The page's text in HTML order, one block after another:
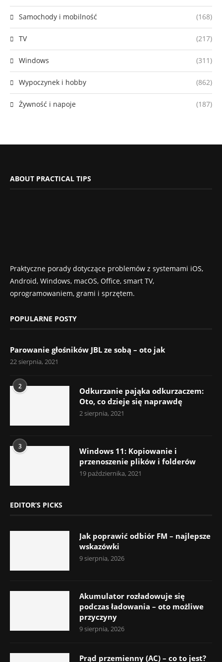
Samochody i mobilność (168)
TV (217)
Windows (311)
Wypoczynek i hobby (862)
Żywność i napoje (187)
ABOUT PRACTICAL TIPS
Praktyczne porady dotyczące problemów z systemami iOS,
Android, Windows, macOS, Office, smart TV,
oprogramowaniem, grami i sprzętem.
POPULARNE POSTY
Parowanie głośników JBL ze sobą – oto jak
22 sierpnia, 2021
2
Odkurzanie pająka odkurzaczem:
Oto, co dzieje się naprawdę
2 sierpnia, 2021
3
Windows 11: Kopiowanie i
przenoszenie plików i folderów
19 października, 2021
EDITOR’S PICKS
Jak poprawić odbiór FM – najlepsze
wskazówki
9 sierpnia, 2026
Akumulator rozładowuje się
podczas ładowania – oto możliwe
przyczyny
9 sierpnia, 2026
Prąd przemienny (AC) – co to jest?